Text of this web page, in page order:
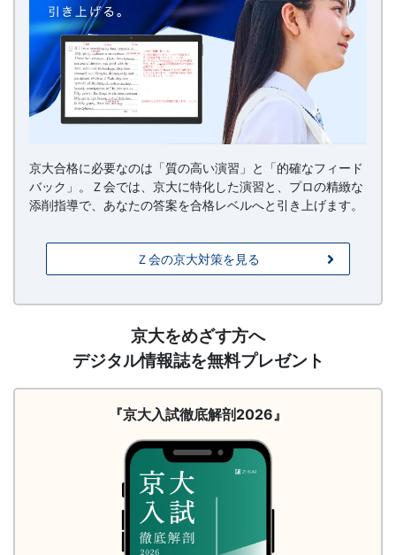
京大合格に必要なのは「質の高い演習」と「的確なフィード
バック」。Ｚ会では、京大に特化した演習と、プロの精緻な
添削指導で、あなたの答案を合格レベルへと引き上げます。
Ｚ会の京大対策を見る
底
京大をめざす方へ
デジタル情報誌を無料プレゼント
『京大入試徹底解剖2026』